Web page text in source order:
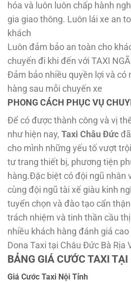
hóa và luôn luôn chấp hành
gia giao thông. Luôn lái xe an
khách
Luôn đảm bảo an toàn cho
chuyến đi khi đến với TAXI
Đảm bảo nhiều quyền lợi và có
hàng sau mỗi chuyến xe
PHONG CÁCH PHỤC VỤ
Để có được thành công và vị
như hiện nay, Taxi Châu Đức
cho mình những yếu tố vượt
tư trang thiết bị, phương tiện
hàng.Đặc biệt có đội ngũ nhân
cùng đội ngũ tài xế giàu kinh
tuyển chọn và đào tạo cẩn
trách nhiệm và tinh thần cầu
nhiều khách hàng đánh giá
Dona Taxi tại Châu Đức Bà Rịa
BẢNG GIÁ CƯỚC TAXI
Giá Cước Taxi Nội Tỉnh